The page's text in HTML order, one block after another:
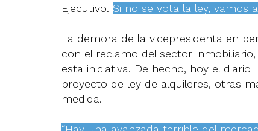
Ejecutivo. Si no se vota la ley, vamos
La demora de la vicepresidenta en
con el reclamo del sector
esta iniciativa. De hecho, hoy el diario
proyecto de ley de alquileres, otras
medida.